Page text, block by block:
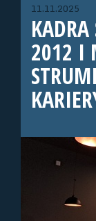
11.11.2025
KADRA
2012 I